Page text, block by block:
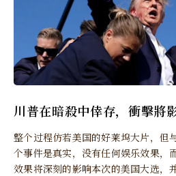
川普在暗殺中倖存，衝擊將
整个过程仿若美国的好莱坞大片，但
个事件是真实，没有任何娱乐效果，
效果将深刻的影响本次的美国大选，